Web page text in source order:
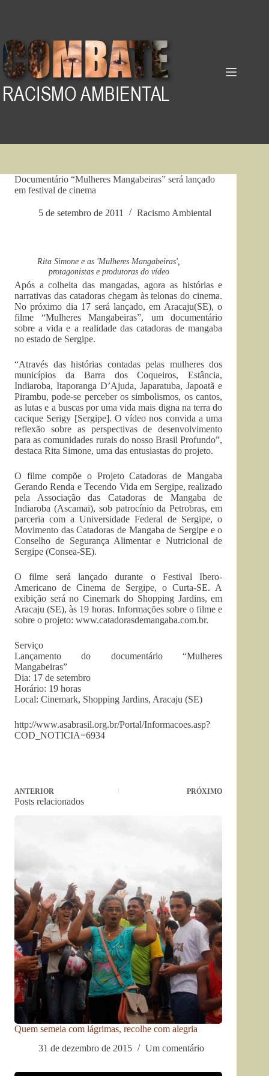
Documentário “Mulheres Mangabeiras” será lançado
em festival de cinema
5 de setembro de 2011 Racismo Ambiental
Rita Simone e as 'Mulheres Mangabeiras',
protagonistas e produtoras do vídeo
Após a colheita das mangadas, agora as histórias e
narrativas das catadoras chegam às telonas do cinema.
No próximo dia 17 será lançado, em Aracaju(SE), o
filme “Mulheres Mangabeiras”, um documentário
sobre a vida e a realidade das catadoras de mangaba
no estado de Sergipe.
“Através das histórias contadas pelas mulheres dos
municípios da Barra dos Coqueiros, Estância,
Indiaroba, Itaporanga D’Ajuda, Japaratuba, Japoatã e
Pirambu, pode-se perceber os simbolismos, os cantos,
as lutas e a buscas por uma vida mais digna na terra do
cacique Serigy [Sergipe]. O vídeo nos convida a uma
reflexão sobre as perspectivas de desenvolvimento
para as comunidades rurais do nosso Brasil Profundo”,
destaca Rita Simone, uma das entusiastas do projeto.
O filme compõe o Projeto Catadoras de Mangaba
Gerando Renda e Tecendo Vida em Sergipe, realizado
pela Associação das Catadoras de Mangaba de
Indiaroba (Ascamai), sob patrocínio da Petrobras, em
parceria com a Universidade Federal de Sergipe, o
Movimento das Catadoras de Mangaba de Sergipe e o
Conselho de Segurança Alimentar e Nutricional de
Sergipe (Consea-SE).
O filme será lançado durante o Festival Ibero-
Americano de Cinema de Sergipe, o Curta-SE. A
exibição será no Cinemark do Shopping Jardins, em
Aracaju (SE), às 19 horas. Informações sobre o filme e
sobre o projeto: www.catadorasdemangaba.com.br.
Serviço
Lançamento do documentário “Mulheres
Mangabeiras”
Dia: 17 de setembro
Horário: 19 horas
Local: Cinemark, Shopping Jardins, Aracaju (SE)
http://www.asabrasil.org.br/Portal/Informacoes.asp?
COD_NOTICIA=6934
ANTERIOR PRÓXIMO
Posts relacionados
Quem semeia com lágrimas, recolhe com alegria
31 de dezembro de 2015
Um comentário